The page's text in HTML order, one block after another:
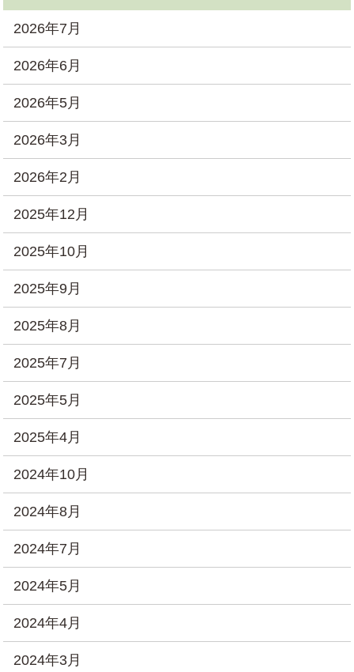
2026年7月
2026年6月
2026年5月
2026年3月
2026年2月
2025年12月
2025年10月
2025年9月
2025年8月
2025年7月
2025年5月
2025年4月
2024年10月
2024年8月
2024年7月
2024年5月
2024年4月
2024年3月